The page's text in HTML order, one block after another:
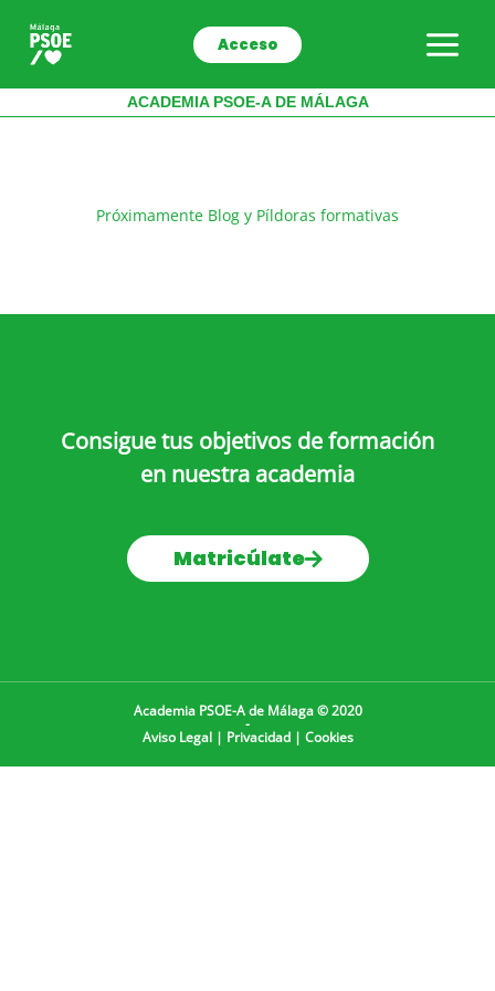
contenido
Acceso
ACADEMIA PSOE-A DE MÁLAGA
Próximamente Blog y Píldoras formativas
Consigue tus objetivos de formación
en nuestra academia
Matricúlate
Academia PSOE-A de Málaga © 2020
-
Aviso Legal| Privacidad| Cookies